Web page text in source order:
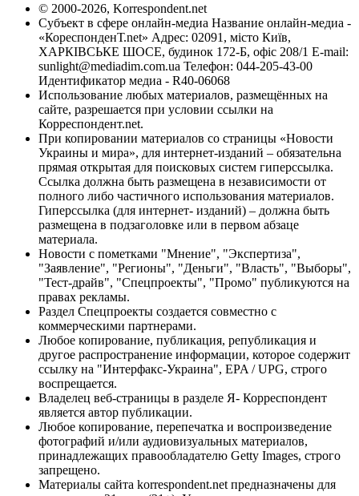
© 2000-2026, Korrespondent.net
Субъект в сфере онлайн-медиа Название онлайн-медиа -
«КореспонденТ.net» Адрес: 02091, місто Київ,
ХАРКІВСЬКЕ ШОСЕ, будинок 172-Б, офіс 208/1 E-mail:
sunlight@mediadim.com.ua Телефон: 044-205-43-00
Идентификатор медиа - R40-06068
Использование любых материалов, размещённых на
сайте, разрешается при условии ссылки на
Корреспондент.net.
При копировании материалов со страницы «Новости
Украины и мира», для интернет-изданий – обязательна
прямая открытая для поисковых систем гиперссылка.
Ссылка должна быть размещена в независимости от
полного либо частичного использования материалов.
Гиперссылка (для интернет- изданий) – должна быть
размещена в подзаголовке или в первом абзаце
материала.
Новости с пометками "Мнение", "Экспертиза",
"Заявление", "Регионы", "Деньги", "Власть", "Выборы",
"Тест-драйв", "Спецпроекты", "Промо" публикуются на
правах рекламы.
Раздел Спецпроекты создается совместно с
коммерческими партнерами.
Любое копирование, публикация, републикация и
другое распространение информации, которое содержит
ссылку на "Интерфакс-Украина", EPA / UPG, строго
воспрещается.
Владелец веб-страницы в разделе Я- Корреспондент
является автор публикации.
Любое копирование, перепечатка и воспроизведение
фотографий и/или аудиовизуальных материалов,
принадлежащих правообладателю Getty Images, строго
запрещено.
Материалы сайта korrespondent.net предназначены для